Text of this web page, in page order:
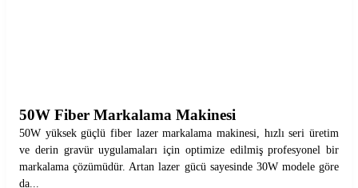
50W Fiber Markalama Makinesi
50W yüksek güçlü fiber lazer markalama makinesi, hızlı seri üretim
ve derin gravür uygulamaları için optimize edilmiş profesyonel bir
markalama çözümüdür. Artan lazer gücü sayesinde 30W modele göre
da...